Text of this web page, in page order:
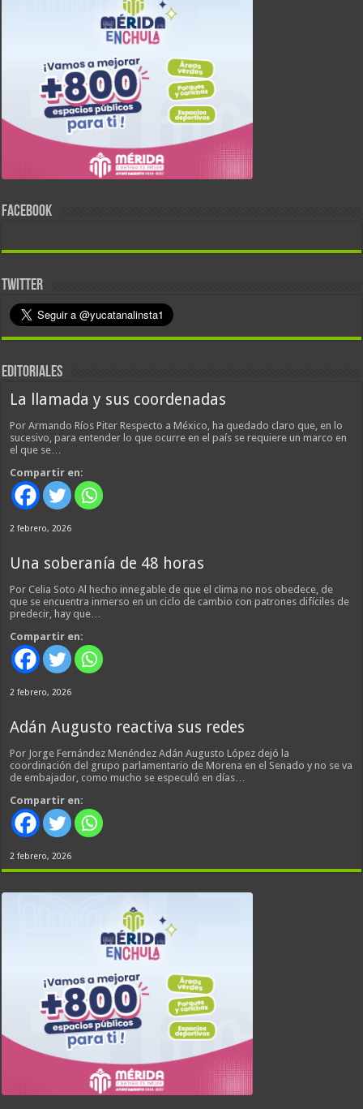
FACEBOOK
TWITTER
EDITORIALES
La llamada y sus coordenadas
Por Armando Ríos Piter Respecto a México, ha quedado claro que, en lo
sucesivo, para entender lo que ocurre en el país se requiere un marco en
el que se…
Compartir en:
2 febrero, 2026
Una soberanía de 48 horas
Por Celia Soto Al hecho innegable de que el clima no nos obedece, de
que se encuentra inmerso en un ciclo de cambio con patrones difíciles de
predecir, hay que…
Compartir en:
2 febrero, 2026
Adán Augusto reactiva sus redes
Por Jorge Fernández Menéndez Adán Augusto López dejó la
coordinación del grupo parlamentario de Morena en el Senado y no se va
de embajador, como mucho se especuló en días…
Compartir en:
2 febrero, 2026